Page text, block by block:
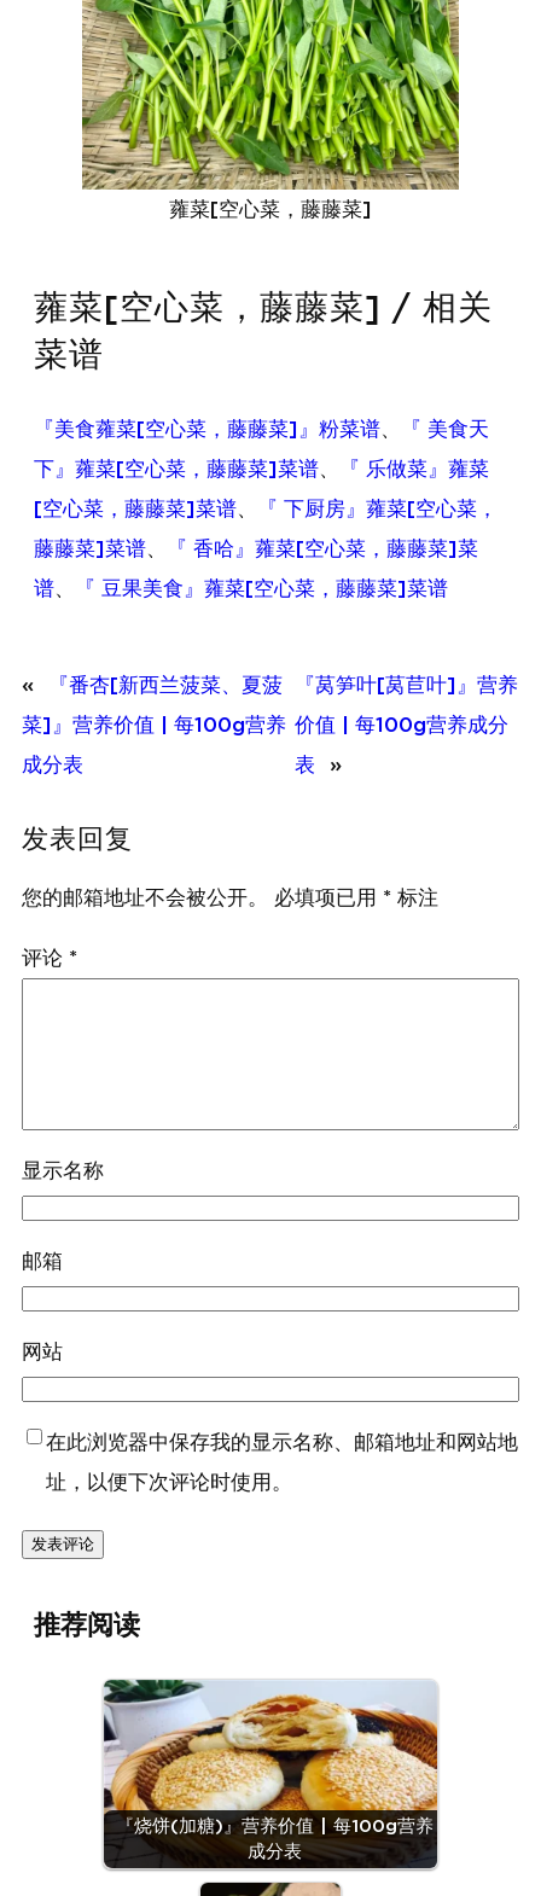
蕹菜[空心菜，藤藤菜]
蕹菜[空心菜，藤藤菜] / 相关
菜谱
『美食蕹菜[空心菜，藤藤菜]』粉菜谱、
『 美食天
下』蕹菜[空心菜，藤藤菜]菜谱、
『 乐做菜』蕹菜
[空心菜，藤藤菜]菜谱、
『 下厨房』蕹菜[空心菜，
藤藤菜]菜谱、
『 香哈』蕹菜[空心菜，藤藤菜]菜
谱、 『 豆果美食』蕹菜[空心菜，藤藤菜]菜谱
«
『番杏[新西兰菠菜、夏菠
菜]』营养价值 | 每100g营养
成分表
『莴笋叶[莴苣叶]』营养
价值 | 每100g营养成分
表
»
发表回复
您的邮箱地址不会被公开。 必填项已用 * 标注
评论 *
显示名称
邮箱
网站
在此浏览器中保存我的显示名称、邮箱地址和网站地
址，以便下次评论时使用。
推荐阅读
『烧饼(加糖)』营养价值 | 每100g营养
成分表